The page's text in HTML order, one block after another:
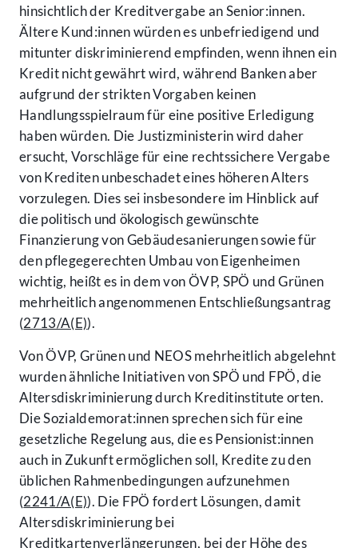
hinsichtlich der Kreditvergabe an Senior:innen.
Ältere Kund:innen würden es unbefriedigend und
mitunter diskriminierend empfinden, wenn ihnen ein
Kredit nicht gewährt wird, während Banken aber
aufgrund der strikten Vorgaben keinen
Handlungsspielraum für eine positive Erledigung
haben würden. Die Justizministerin wird daher
ersucht, Vorschläge für eine rechtssichere Vergabe
von Krediten unbeschadet eines höheren Alters
vorzulegen. Dies sei insbesondere im Hinblick auf
die politisch und ökologisch gewünschte
Finanzierung von Gebäudesanierungen sowie für
den pflegegerechten Umbau von Eigenheimen
wichtig, heißt es in dem von ÖVP, SPÖ und Grünen
mehrheitlich angenommenen Entschließungsantrag
(2713/A(E)).
Von ÖVP, Grünen und NEOS mehrheitlich abgelehnt
wurden ähnliche Initiativen von SPÖ und FPÖ, die
Altersdiskriminierung durch Kreditinstitute orten.
Die Sozialdemorat:innen sprechen sich für eine
gesetzliche Regelung aus, die es Pensionist:innen
auch in Zukunft ermöglichen soll, Kredite zu den
üblichen Rahmenbedingungen aufzunehmen
(2241/A(E)). Die FPÖ fordert Lösungen, damit
Altersdiskriminierung bei
Kreditkartenverlängerungen, bei der Höhe des